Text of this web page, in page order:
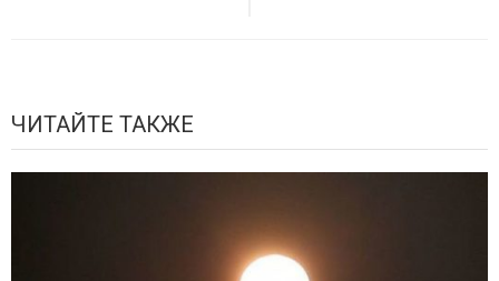
ЧИТАЙТЕ ТАКЖЕ